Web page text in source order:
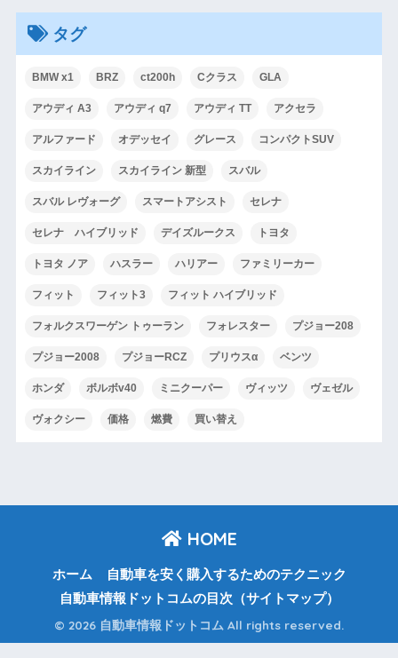
タグ
BMW x1 BRZ ct200h Cクラス GLA
アウディ A3 アウディ q7 アウディ TT アクセラ
アルファード オデッセイ グレース コンパクトSUV
スカイライン スカイライン 新型 スバル
スバル レヴォーグ スマートアシスト セレナ
セレナ ハイブリッド デイズルークス トヨタ
トヨタ ノア ハスラー ハリアー ファミリーカー
フィット フィット3 フィット ハイブリッド
フォルクスワーゲン トゥーラン フォレスター プジョー208
プジョー2008 プジョーRCZ プリウスα ベンツ
ホンダ ボルボv40 ミニクーパー ヴィッツ ヴェゼル
ヴォクシー 価格 燃費 買い替え
HOME
ホーム
自動車を安く購入するためのテクニック
自動車情報ドットコムの目次（サイトマップ）
© 2026 自動車情報ドットコム All rights reserved.